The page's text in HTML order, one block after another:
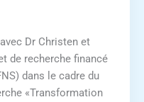
Dr Christen et
de recherche financé
dans le cadre du
«Transformation